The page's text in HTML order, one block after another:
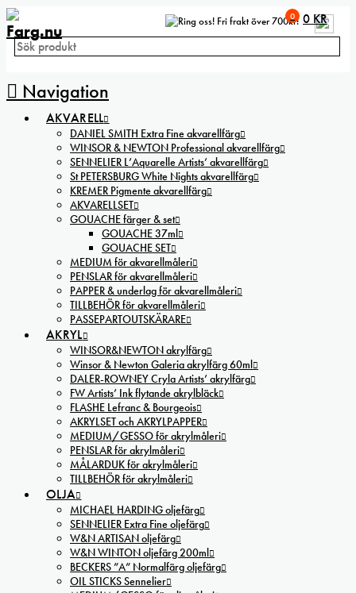
Fri frakt över 700kr!
Navigation
0 0 KR
AKVARELL
DANIEL SMITH Extra Fine akvarellfärg
WINSOR & NEWTON Professional akvarellfärg
SENNELIER L’Aquarelle Artists’ akvarellfärg
St PETERSBURG White Nights akvarellfärg
KREMER Pigmente akvarellfärg
AKVARELLSET
GOUACHE färger & set
GOUACHE 37ml
GOUACHE SET
MEDIUM för akvarellmåleri
PENSLAR för akvarellmåleri
PAPPER & underlag för akvarellmåleri
TILLBEHÖR för akvarellmåleri
PASSEPARTOUTSKÄRARE
AKRYL
WINSOR&NEWTON akrylfärg
Winsor & Newton Galeria akrylfärg 60ml
DALER-ROWNEY Cryla Artists’ akrylfärg
FW Artists’ Ink flytande akrylbläck
FLASHE Lefranc & Bourgeois
AKRYLSET och AKRYLPAPPER
MEDIUM/GESSO för akrylmåleri
PENSLAR för akrylmåleri
MÅLARDUK för akrylmåleri
TILLBEHÖR för akrylmåleri
OLJA
MICHAEL HARDING oljefärg
SENNELIER Extra Fine oljefärg
W&N ARTISAN oljefärg
W&N WINTON oljefärg 200ml
BECKERS ”A” Normalfärg oljefärg
OIL STICKS Sennelier